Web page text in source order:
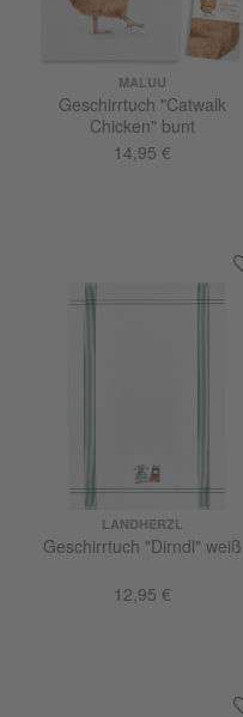
MALUU
Geschirrtuch "Catwalk
Chicken" bunt
14,95 €
LANDHERZL
Geschirrtuch "Dirndl" weiß
12,95 €